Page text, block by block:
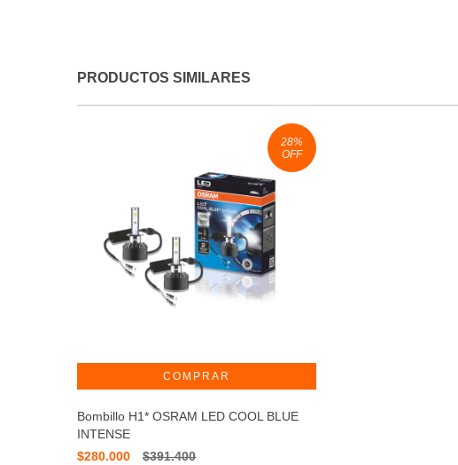
PRODUCTOS SIMILARES
28%
OFF
Bombillo H1* OSRAM LED COOL BLUE
INTENSE
$280.000
$391.400